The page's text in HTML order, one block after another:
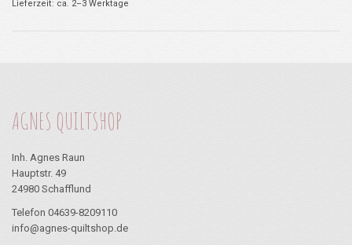
Lieferzeit: ca. 2–3 Werktage
AGNES QUILTSHOP
Inh. Agnes Raun
Hauptstr. 49
24980 Schafflund
Telefon 04639-8209110
info@agnes-quiltshop.de